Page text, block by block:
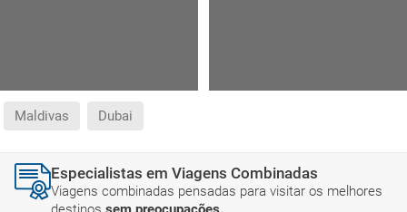
Maldivas Dubai
Especialistas em Viagens Combinadas
Viagens combinadas pensadas para visitar os melhores